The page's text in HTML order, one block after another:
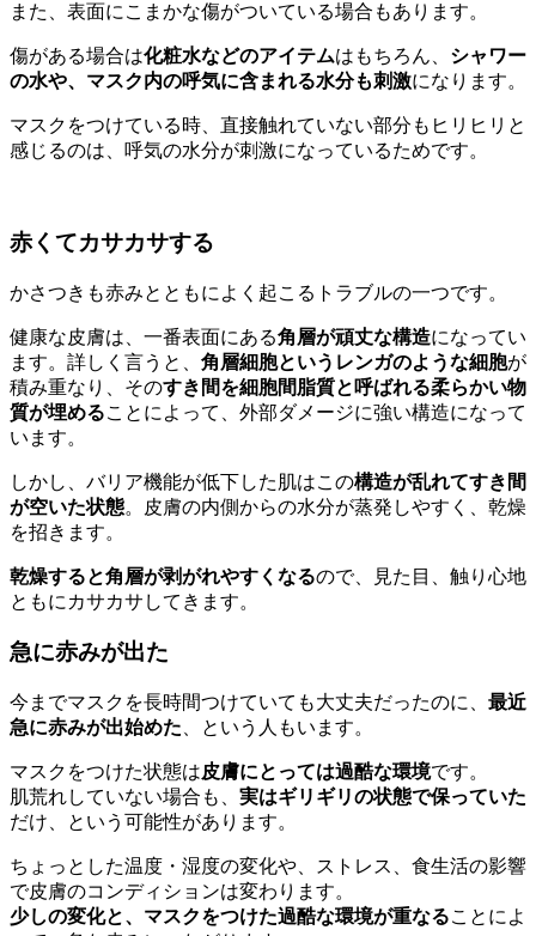
また、表面にこまかな傷がついている場合もあります。
傷がある場合は化粧水などのアイテムはもちろん、 シャワー
の水や、マスク内の呼気に含まれる水分も刺激になります。
マスクをつけている時、直接触れていない部分もヒリヒリと
感じるのは、呼気の水分が刺激になっているためです。
赤くてカサカサする
かさつきも赤みとともによく起こるトラブルの一つです。
健康な皮膚は、一番表面にある角層が頑丈な構造になってい
ます。詳しく言うと、 角層細胞というレンガのような細胞が
積み重なり、そのすき間を細胞間脂質と呼ばれる柔らかい物
質が埋めることによって、外部ダメージに強い構造になって
います。
しかし、バリア機能が低下した肌はこの構造が乱れてすき間
が空いた状態。皮膚の内側からの水分が蒸発しやすく、乾燥
を招きます。
乾燥すると角層が剥がれやすくなるので、見た目、触り心地
ともにカサカサしてきます。
急に赤みが出た
今までマスクを長時間つけていても大丈夫だったのに、 最近
急に赤みが出始めた 、という人もいます。
マスクをつけた状態は皮膚にとっては過酷な環境です。
肌荒れしていない場合も、 実はギリギリの状態で保っていた
だけ、という可能性があります。
ちょっとした温度・湿度の変化や、ストレス、食生活の影響
で皮膚のコンディションは変わります。
少しの変化と、マスクをつけた過酷な環境が重なることによ